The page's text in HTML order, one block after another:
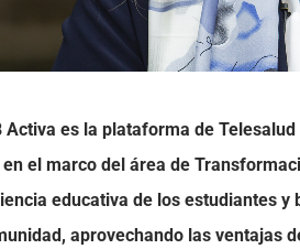
Activa es la plataforma de
el marco del área de
educativa de los estudiantes
aprovechando las ventajas